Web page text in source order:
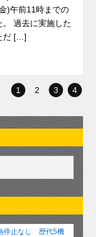
)午前11時までの
過去に実施した
だ […]
1 2 3 4
停止なし 歴代5機